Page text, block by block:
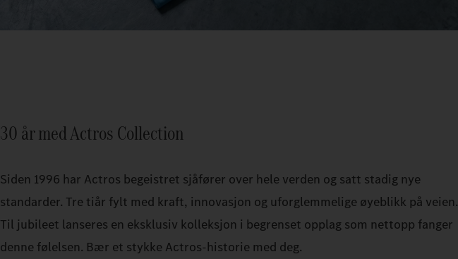
30 år med Actros Collection
Siden 1996 har Actros begeistret sjåfører over hele verden og satt stadig nye
standarder. Tre tiår fylt med kraft, innovasjon og uforglemmelige øyeblikk på veien.
Til jubileet lanseres en eksklusiv kolleksjon i begrenset opplag som nettopp fanger
denne følelsen. Bær et stykke Actros-historie med deg.